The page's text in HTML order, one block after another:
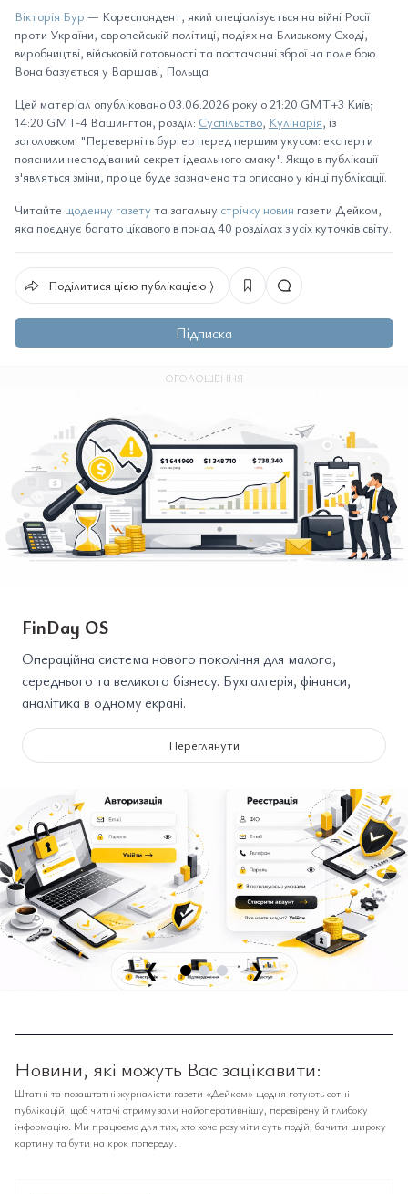
Вікторія Бур — Кореспондент, який спеціалізується на війні Росії
проти України, європейській політиці, подіях на Близькому Сході,
виробництві, військовій готовності та постачанні зброї на поле бою.
Вона базується у Варшаві, Польща
Цей матеріал опубліковано 03.06.2026 року о 21:20 GMT+3 Київ;
14:20 GMT-4 Вашингтон, розділ: Суспільство, Кулінарія, із
заголовком: "Переверніть бургер перед першим укусом: експерти
пояснили несподіваний секрет ідеального смаку". Якщо в публікації
з'являться зміни, про це буде зазначено та описано у кінці публікації.
Читайте щоденну газету та загальну стрічку новин газети Дейком,
яка поєднує багато цікавого в понад 40 розділах з усіх куточків світу.
Поділитися цією публікацією ⟩
Підписка
ОГОЛОШЕННЯ
FinDay OS
Операційна система нового покоління для малого,
середнього та великого бізнесу. Бухгалтерія, фінанси,
аналітика в одному екрані.
Переглянути
❮ ❯
Новини, які можуть Вас зацікавити:
Штатні та позаштатні журналісти газети «Дейком» щодня готують сотні
публікацій, щоб читачі отримували найоперативнішу, перевірену й глибоку
інформацію. Ми працюємо для тих, хто хоче розуміти суть подій, бачити широку
картину та бути на крок попереду.